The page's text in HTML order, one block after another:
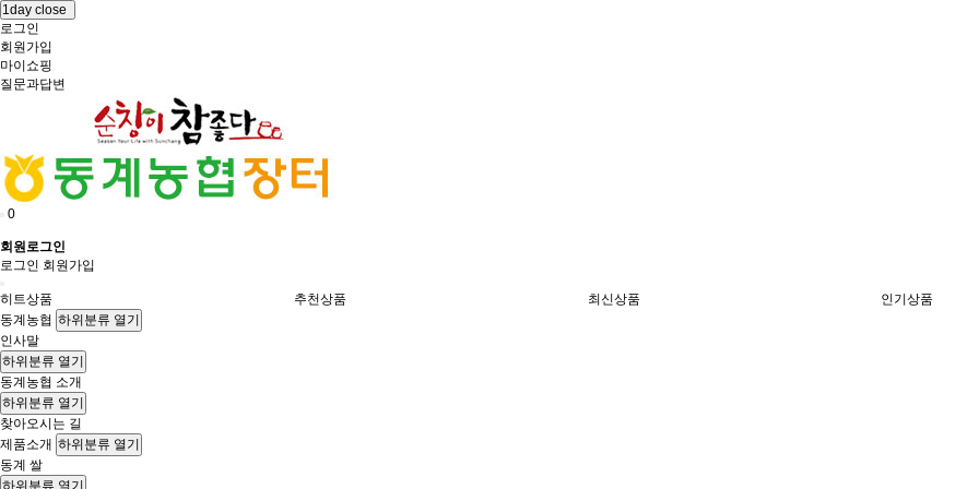
1day close
로그인
회원가입
마이쇼핑
질문과답변
0
회원로그인
로그인 회원가입
히트상품 추천상품 최신상품
인기상품
동계농협 하위분류 열기
인사말
하위분류 열기
동계농협 소개
하위분류 열기
찾아오시는 길
제품소개 하위분류 열기
동계 쌀
하위분류 열기